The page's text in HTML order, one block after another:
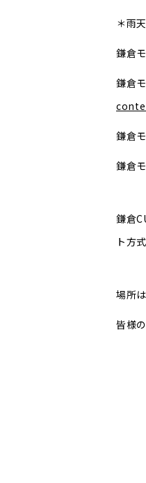
＊雨
鎌倉
鎌倉
鎌倉
鎌倉
鎌倉
ト方
場所
皆様